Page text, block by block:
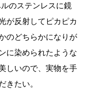
のステンレスに鏡
が反射してピカピカ
のどちらかになりが
に染められたような
しいので、実物を手
きたい。